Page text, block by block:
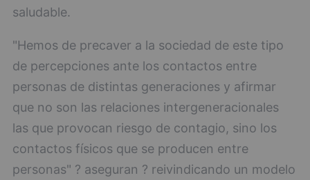
saludable.
"Hemos de precaver a la sociedad de este tipo
de percepciones ante los contactos entre
personas de distintas generaciones y afirmar
que no son las relaciones intergeneracionales
las que provocan riesgo de contagio, sino los
contactos físicos que se producen entre
personas" ? aseguran ? reivindicando un modelo